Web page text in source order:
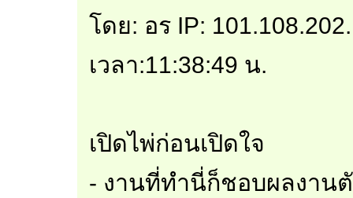
โดย: อร IP:
เวลา:11:38:49 น.
เปิดไพ่ก่อนเปิดใจ
- งานที่ทำนี่ก็ชอบผลงาน